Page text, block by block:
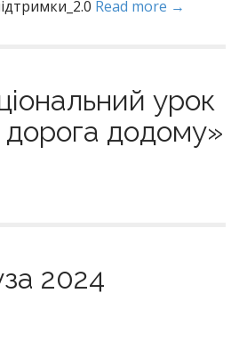
Read more →
урок
додому»
2024